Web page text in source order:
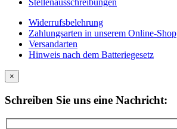
Stellenausschreibungen
Widerrufsbelehrung
Zahlungsarten in unserem Online-Shop
Versandarten
Hinweis nach dem Batteriegesetz
×
Schreiben Sie uns eine Nachricht: